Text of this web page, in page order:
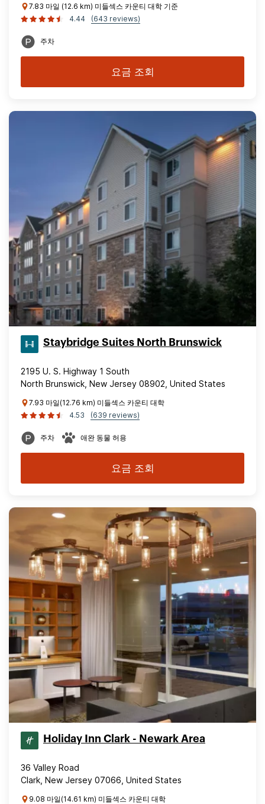
7.83 마일 (12.6 km) 미들섹스 카운티 대학 기준
4.44
(643 reviews)
주차
요금 조회
Staybridge Suites North Brunswick
2195 U. S. Highway 1 South
North Brunswick, New Jersey 08902, United States
7.93 마일(12.76 km) 미들섹스 카운티 대학
4.53
(639 reviews)
주차 애완 동물 허용
요금 조회
Holiday Inn Clark - Newark Area
36 Valley Road
Clark, New Jersey 07066, United States
9.08 마일(14.61 km) 미들섹스 카운티 대학